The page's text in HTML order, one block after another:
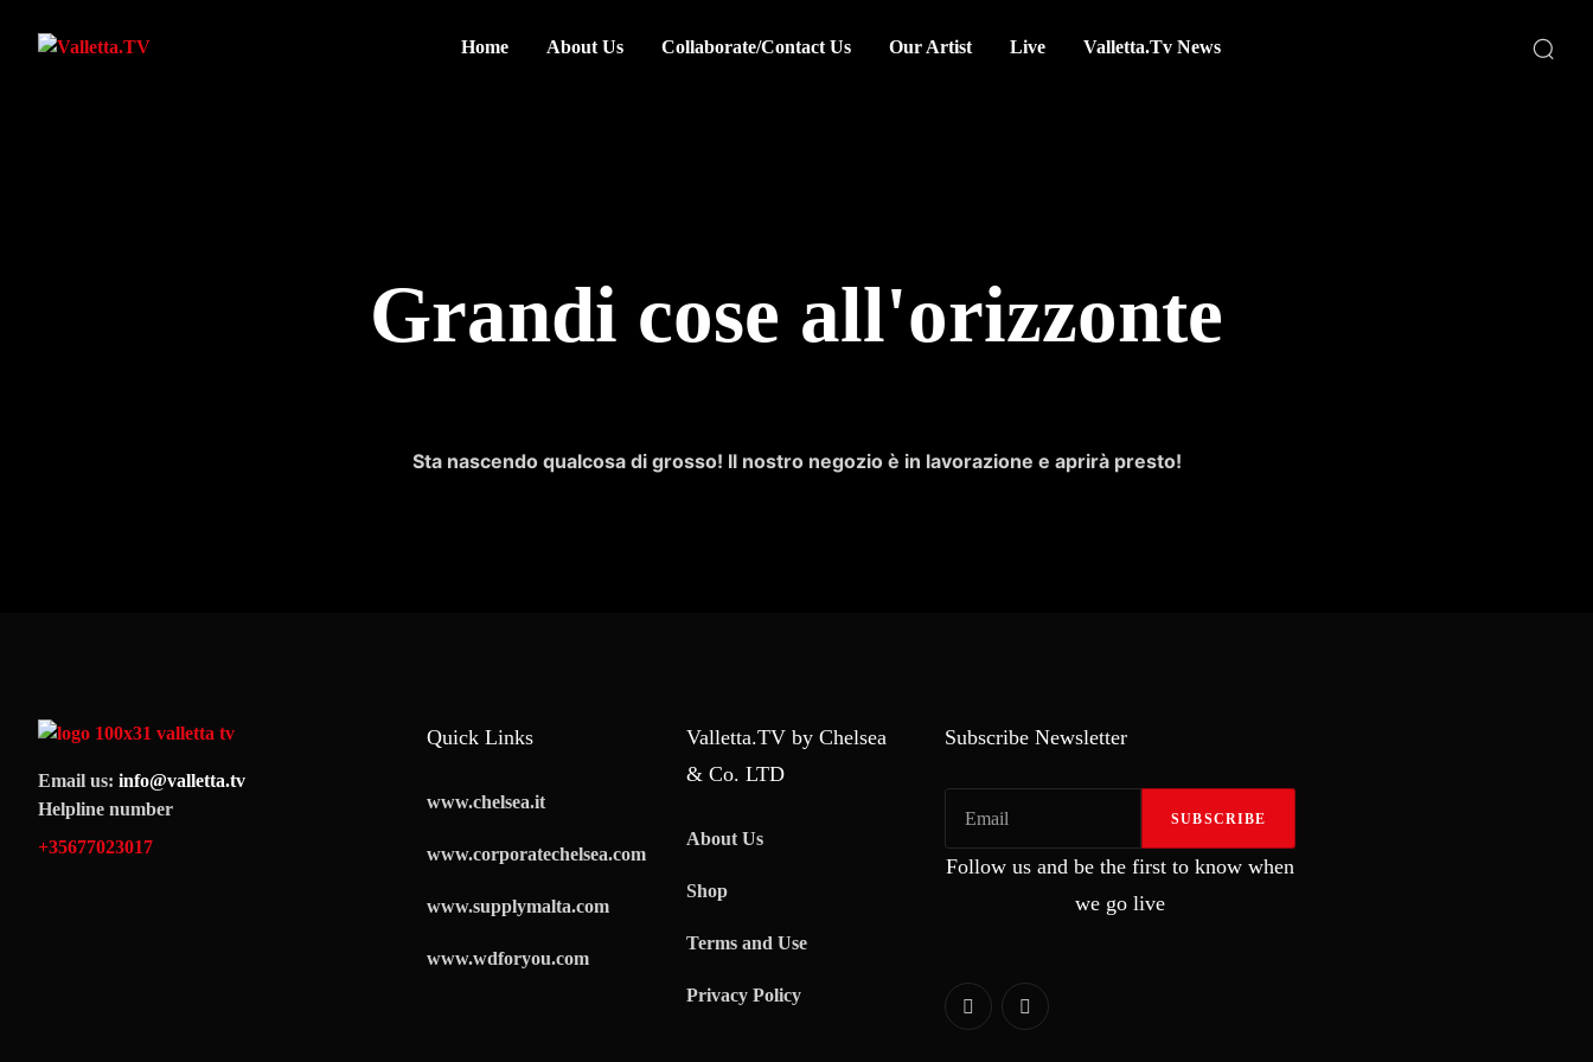
Home About Us Collaborate/Contact Us Our Artist Live Valletta.Tv News
Grandi cose all'orizzonte
Sta nascendo qualcosa di grosso! Il nostro negozio è in lavorazione e aprirà presto!
Email us: info@valletta.tv
Helpline number
+35677023017
Quick Links
www.chelsea.it
www.corporatechelsea.com
www.supplymalta.com
www.wdforyou.com
Valletta.TV by Chelsea
& Co. LTD
About Us
Shop
Terms and Use
Privacy Policy
Subscribe Newsletter
SUBSCRIBE
Follow us and be the first to know when
we go live